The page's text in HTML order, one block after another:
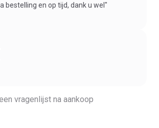
bestelling en op tijd, dank u wel"
vragenlijst na aankoop